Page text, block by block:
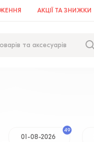
АКЦІЇ ТА ЗНИЖКИ
01-08-2026
49